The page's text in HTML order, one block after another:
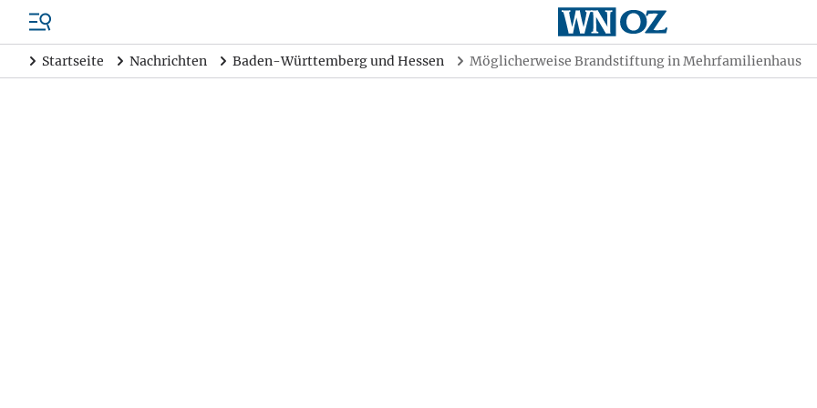
Startseite Nachrichten Baden-Württemberg und Hessen Möglicherweise Brandstiftung in Mehrfamilienhaus